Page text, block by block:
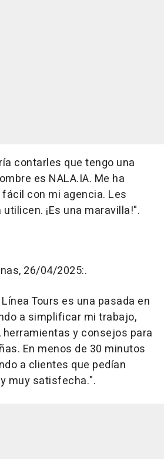
contarles que tengo una
es NALA.IA. Me ha
con mi agencia. Les
¡Es una maravilla!".
26/04/2025:.
Tours es una pasada en
a simplificar mi trabajo,
y consejos para
En menos de 30 minutos
a clientes que pedían
muy satisfecha.".